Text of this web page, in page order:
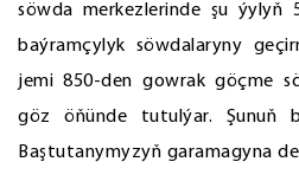
söwda merkezlerinde şu ýylyň
baýramçylyk söwdalaryny
jemi 850-den gowrak göçme
göz öňünde tutulýar. Şunuň
Baştutanymyzyň garamagyna